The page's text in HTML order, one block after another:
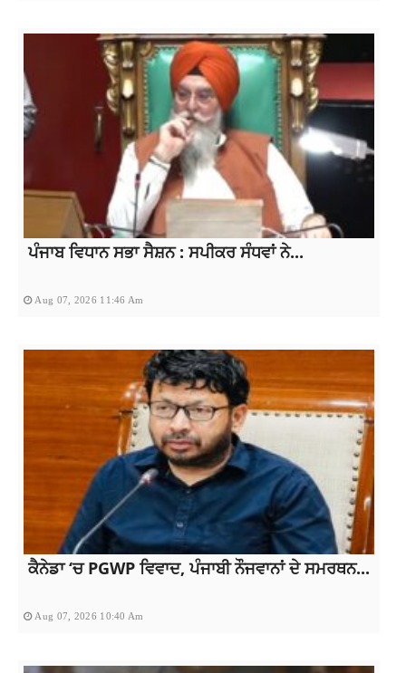
ਪੰਜਾਬ ਵਿਧਾਨ ਸਭਾ ਸੈਸ਼ਨ : ਸਪੀਕਰ ਸੰਧਵਾਂ ਨੇ...
Aug 07, 2026 11:46 Am
ਕੈਨੇਡਾ ‘ਚ PGWP ਵਿਵਾਦ, ਪੰਜਾਬੀ ਨੌਜਵਾਨਾਂ ਦੇ ਸਮਰਥਨ...
Aug 07, 2026 10:40 Am